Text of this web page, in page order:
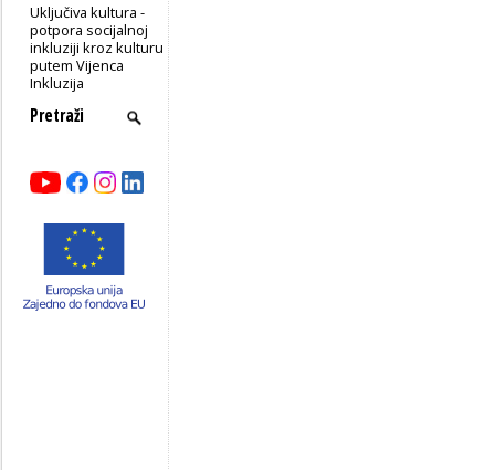
Uključiva kultura -
potpora socijalnoj
inkluziji kroz kulturu
putem Vijenca
Inkluzija